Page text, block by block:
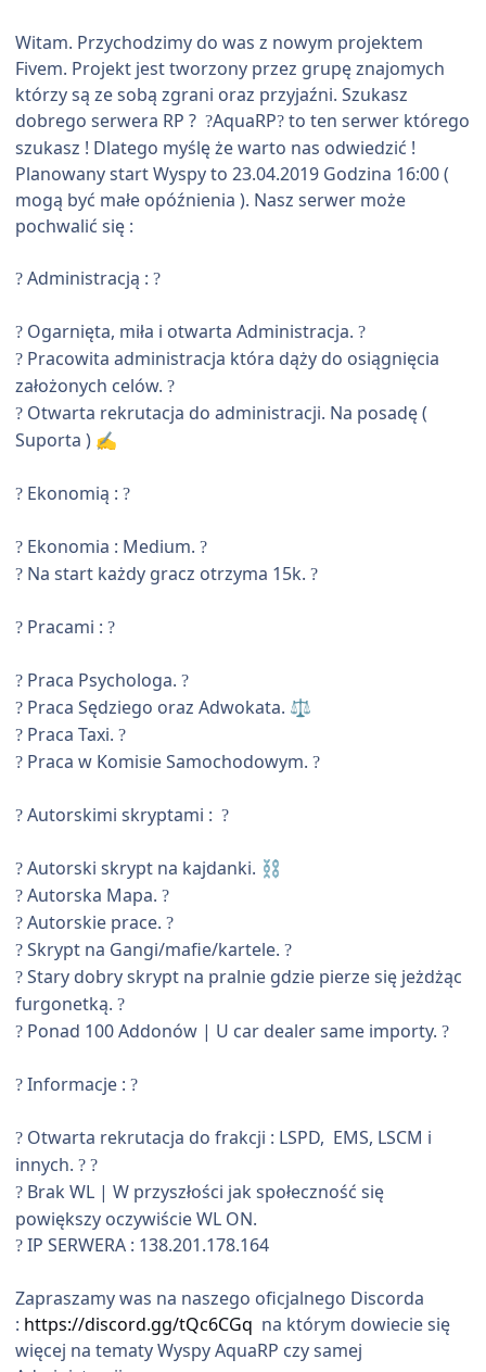
Witam. Przychodzimy do was z nowym projektem
Fivem. Projekt jest tworzony przez grupę znajomych
którzy są ze sobą zgrani oraz przyjaźni. Szukasz
dobrego serwera RP ? ?AquaRP? to ten serwer którego
szukasz ! Dlatego myślę że warto nas odwiedzić !
Planowany start Wyspy to 23.04.2019 Godzina 16:00 (
mogą być małe opóźnienia ). Nasz serwer może
pochwalić się :
? Administracją : ?
? Ogarnięta, miła i otwarta Administracja. ?
? Pracowita administracja która dąży do osiągnięcia
założonych celów. ?
? Otwarta rekrutacja do administracji. Na posadę (
Suporta ) ✍️
? Ekonomią : ?
? Ekonomia : Medium. ?
? Na start każdy gracz otrzyma 15k. ?
? Pracami : ?
? Praca Psychologa. ?
? Praca Sędziego oraz Adwokata. ⚖️
? Praca Taxi. ?
? Praca w Komisie Samochodowym. ?
? Autorskimi skryptami : ?
? Autorski skrypt na kajdanki. ⛓️
? Autorska Mapa. ?️
? Autorskie prace. ?
? Skrypt na Gangi/mafie/kartele. ?
? Stary dobry skrypt na pralnie gdzie pierze się jeżdżąc
furgonetką. ?
? Ponad 100 Addonów | U car dealer same importy. ?
? Informacje : ?
? Otwarta rekrutacja do frakcji : LSPD, EMS, LSCM i
innych. ? ?
? Brak WL | W przyszłości jak społeczność się
powiększy oczywiście WL ON.
? IP SERWERA : 138.201.178.164
Zapraszamy was na naszego oficjalnego Discorda
: https://discord.gg/tQc6CGq na którym dowiecie się
więcej na tematy Wyspy AquaRP czy samej